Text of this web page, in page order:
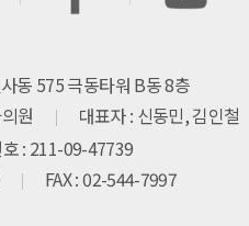
동 575 극동타워 B동 8층
원
대표자 : 신동민, 김인철
: 211-09-47739
FAX : 02-544-7997